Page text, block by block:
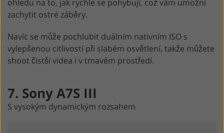
ohledu na to, jak rychle se pohybují, což vám umožní
zachytit ostré záběry.
Navíc se může pochlubit duálním nativním ISO s
vylepšenou citlivostí při slabém osvětlení, takže můžete
shoot čistší videa i v tmavém prostředí.
7. Sony A7S III
S vysokým dynamickým rozsahem